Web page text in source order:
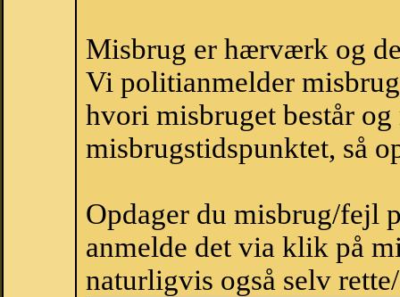
Misbrug er hærværk og
Vi politianmelder
hvori misbruget består
misbrugstidspunktet, så
Opdager du misbrug/fejl
anmelde det via klik på
naturligvis også selv